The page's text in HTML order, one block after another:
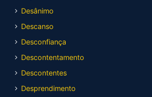
Desânimo
Descanso
Desconfiança
Descontentamento
Descontentes
Desprendimento